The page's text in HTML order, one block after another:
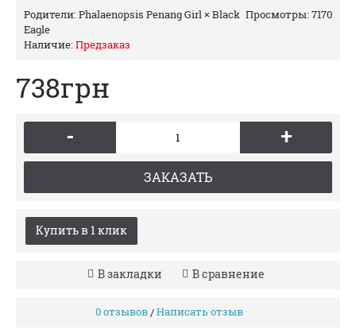
Просмотры: 7170
Родители:Phalaenopsis Penang Girl × Black
Eagle
Наличие:Предзаказ
738грн
- +
ЗАКАЗАТЬ
Купить в 1 клик
В закладки В сравнение
0 отзывов/Написать отзыв